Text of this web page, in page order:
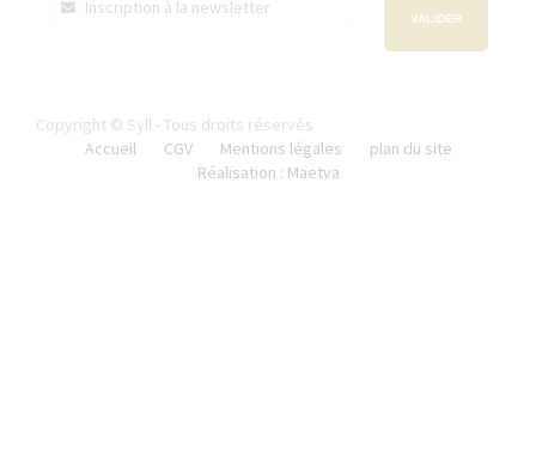
VALIDER
Copyright © Syll - Tous droits réservés
Accueil
CGV Mentions légales
plan du site
Réalisation : Maetva